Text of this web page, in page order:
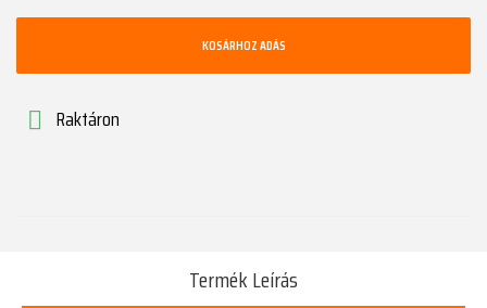
KOSÁRHOZ ADÁS
 Raktáron
Termék Leírás